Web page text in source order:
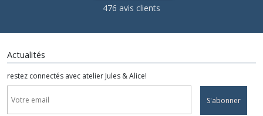
476 avis clients
Actualités
restez connectés avec atelier Jules & Alice!
S'abonner